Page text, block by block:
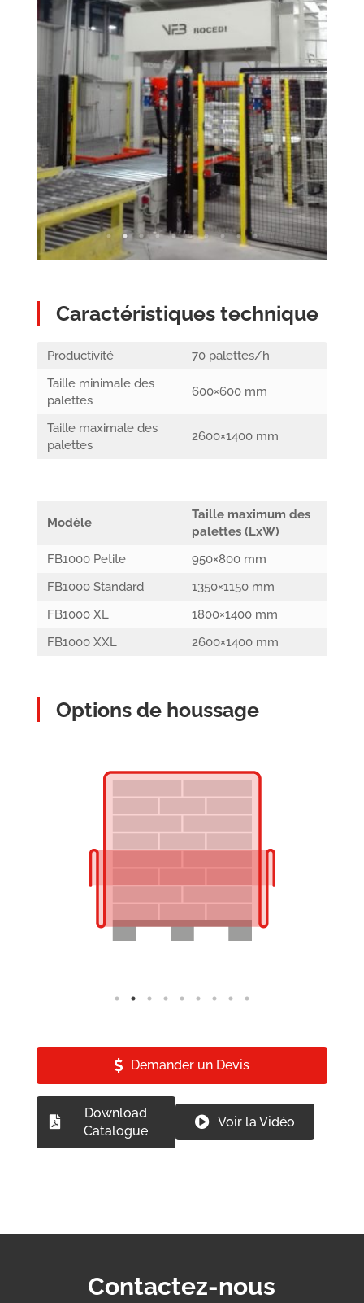
Caractéristiques technique
Productivité
70 palettes/h
Taille minimale des
palettes
600×600 mm
Taille maximale des
palettes
2600×1400 mm
Modèle
Taille maximum des
palettes (LxW)
FB1000 Petite
950×800 mm
FB1000 Standard
1350×1150 mm
FB1000 XL
1800×1400 mm
FB1000 XXL
2600×1400 mm
Options de houssage
Demander un Devis
Download
Catalogue
Voir la Vidéo
Contactez-nous